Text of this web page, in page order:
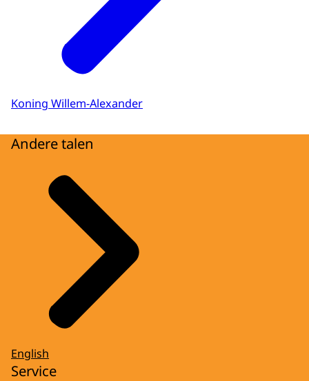
Koning Willem-Alexander
Andere talen
English
Service